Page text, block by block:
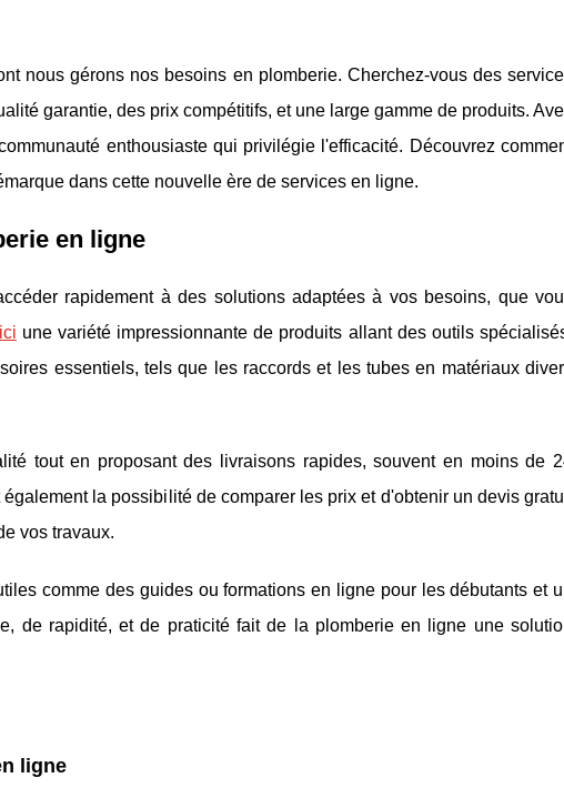
nous gérons nos besoins en plomberie. Cherchez-vous des
garantie, des prix compétitifs, et une large gamme de produits.
enthousiaste qui privilégie l'efficacité. Découvrez
dans cette nouvelle ère de services en ligne.
en ligne
rapidement à des solutions adaptées à vos besoins, que
ici une variété impressionnante de produits allant des outils
essentiels, tels que les raccords et les tubes en matériaux
tout en proposant des livraisons rapides, souvent en moins de
la possibilité de comparer les prix et d'obtenir un devis
vos travaux.
comme des guides ou formations en ligne pour les débutants et
de rapidité, et de praticité fait de la plomberie en ligne une
ligne